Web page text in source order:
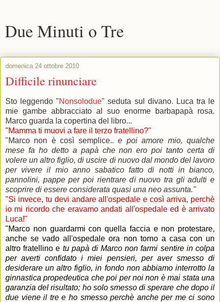
Due Minuti o Tre
domenica 24 ottobre 2010
Difficile rinunciare
Sto leggendo "Nonsolodue" seduta sul divano. Luca tra le
mie gambe abbracciato al suo enorme barbapapà rosa.
Marco guarda la copertina del libro...
"Mamma ti muovi a fare il terzo fratellino?"
"Marco non è così semplice..e poi amore mio, qualche
mese fa ho detto a papà che non ero poi tanto certa di
volere un altro figlio, di uscire di nuovo dal mondo del lavoro
per vivere il mio anno sabatico fatto di notti in bianco,
pannolini, pappe per poi rientrare di nuovo tra gli adulti e
scoprire di essere considerata quasi una neo assunta."
"Si invece, tu devi andare all'ospedale e così arriva, perchè
io mi ricordo che eravamo andati all'ospedale ed è arrivato
Luca!"
"Marco non guardarmi con quella faccia e non protestare,
anche se vado all'ospedale ora non torno a casa con un
altro fratellino e tu papà di Marco non farmi sentire in colpa
per averti confidato i miei pensieri, per aver smesso di
desiderare un altro figlio, in fondo non abbiamo interrotto la
ginnastica propedeutica che poi per noi non è mai stata una
garanzia del risultato; ho solo smesso di sperare che dopo il
due viene il tre e ho smesso perchè anche per me ci sono